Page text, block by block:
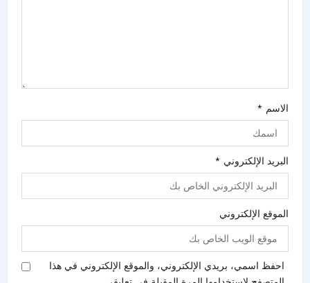
الاسم *
البريد الإلكتروني *
الموقع الإلكتروني
احفظ اسمي، بريدي الإلكتروني، والموقع الإلكتروني في هذا